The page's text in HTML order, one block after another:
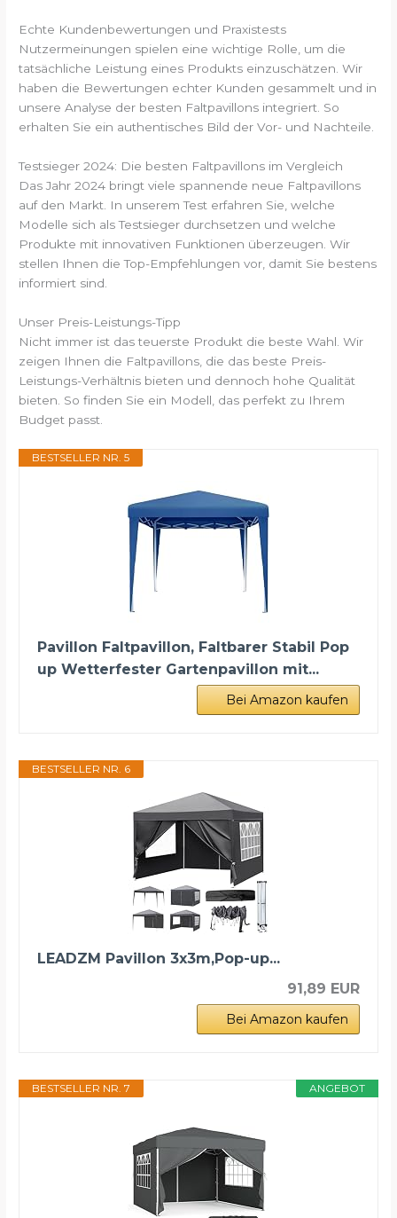
Echte Kundenbewertungen und Praxistests
Nutzermeinungen spielen eine wichtige Rolle, um die
tatsächliche Leistung eines Produkts einzuschätzen. Wir
haben die Bewertungen echter Kunden gesammelt und in
unsere Analyse der besten Faltpavillons integriert. So
erhalten Sie ein authentisches Bild der Vor- und Nachteile.
Testsieger 2024: Die besten Faltpavillons im Vergleich
Das Jahr 2024 bringt viele spannende neue Faltpavillons
auf den Markt. In unserem Test erfahren Sie, welche
Modelle sich als Testsieger durchsetzen und welche
Produkte mit innovativen Funktionen überzeugen. Wir
stellen Ihnen die Top-Empfehlungen vor, damit Sie bestens
informiert sind.
Unser Preis-Leistungs-Tipp
Nicht immer ist das teuerste Produkt die beste Wahl. Wir
zeigen Ihnen die Faltpavillons, die das beste Preis-
Leistungs-Verhältnis bieten und dennoch hohe Qualität
bieten. So finden Sie ein Modell, das perfekt zu Ihrem
Budget passt.
BESTSELLER NR. 5
Pavillon Faltpavillon, Faltbarer Stabil Pop
up Wetterfester Gartenpavillon mit...
Bei Amazon kaufen
BESTSELLER NR. 6
LEADZM Pavillon 3x3m,Pop-up...
91,89 EUR
Bei Amazon kaufen
ANGEBOT
BESTSELLER NR. 7